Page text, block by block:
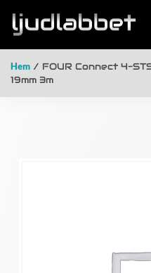
Hem / FOUR Connect 4-
19mm 3m